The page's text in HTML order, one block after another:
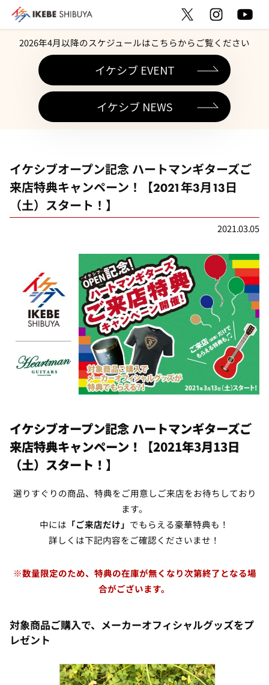
2026年4月以降のスケジュールはこちらからご覧ください
イケシブ EVENT
イケシブ NEWS
イケシブオープン記念 ハートマンギターズご
来店特典キャンペーン！【2021年3月13日
（土）スタート！】
2021.03.05
イケシブオープン記念 ハートマンギターズご
来店特典キャンペーン！【2021年3月13日
（土）スタート！】
選りすぐりの商品、特典をご用意しご来店をお待ちしており
ます。
中には 「ご来店だけ」 でもらえる豪華特典も！
詳しくは下記内容をご確認くださいませ！
※数量限定のため、特典の在庫が無くなり次第終了となる場
合がございます。
対象商品ご購入で、メーカーオフィシャルグッズをプ
レゼント